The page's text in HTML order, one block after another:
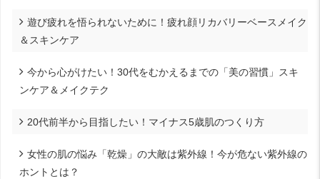
遊び疲れを悟られないために！疲れ顔リカバリーベースメイク
＆スキンケア
今から心がけたい！30代をむかえるまでの「美の習慣」スキ
ンケア＆メイクテク
20代前半から目指したい！マイナス5歳肌のつくり方
女性の肌の悩み「乾燥」の大敵は紫外線！今が危ない紫外線の
ホントとは？